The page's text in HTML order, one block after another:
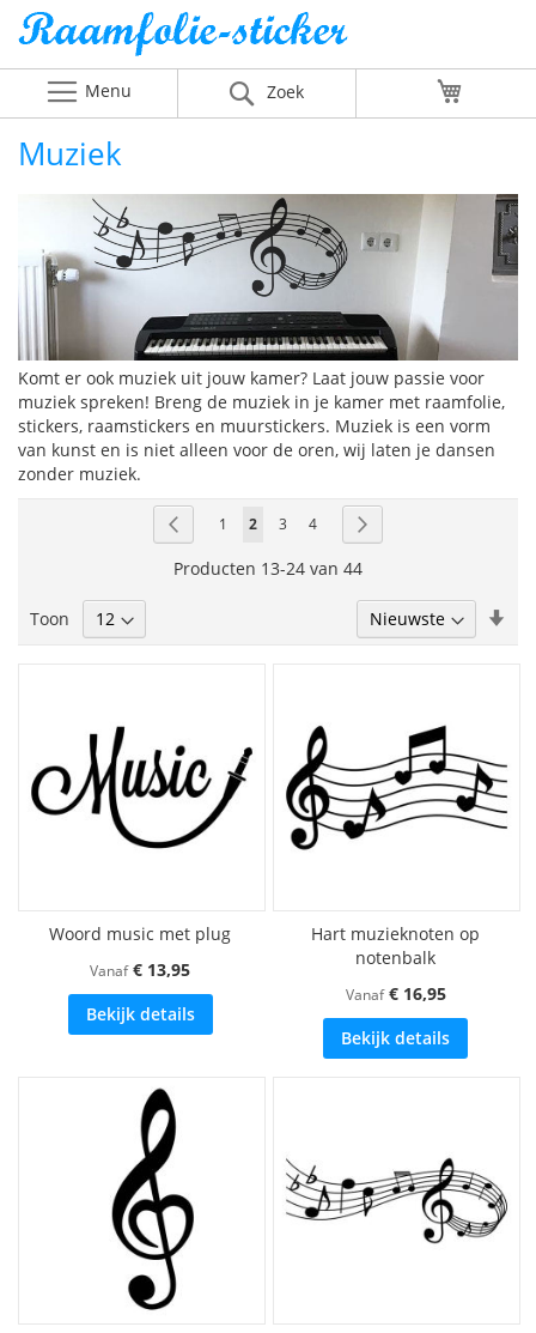
Menu Zoek
Muziek
Komt er ook muziek uit jouw kamer? Laat jouw passie voor
muziek spreken! Breng de muziek in je kamer met raamfolie,
stickers, raamstickers en muurstickers. Muziek is een vorm
van kunst en is niet alleen voor de oren, wij laten je dansen
zonder muziek.
Pagina
Pagina
VorigePagina
1
U
lees
2 Pagina
3 Pagina
4
Producten 13-24 van 44
Toon
Woord music met plug
Vanaf € 13,95
Bekijk details
Hart muzieknoten op
notenbalk
Vanaf € 16,95
Bekijk details